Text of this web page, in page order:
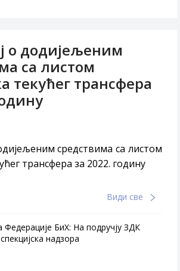
о додијељеним
са листом
текућег трансфера
средствима са листом
трансфера за 2022. годину
Види све
Федерације БиХ: На подручју ЗДК
надзора